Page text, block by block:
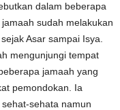
dalam beberapa
sudah melakukan
Asar sampai Isya.
mengunjungi tempat
jamaah yang
pemondokan. Ia
sehata namun